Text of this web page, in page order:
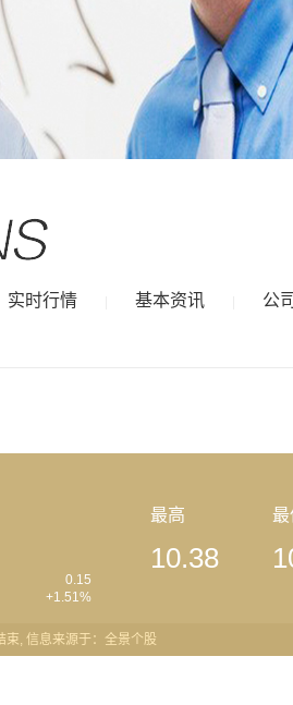
公
基本资讯
实时行情
最高 最
0.15
+1.51%
10.38
, 信息来源于：全景个股